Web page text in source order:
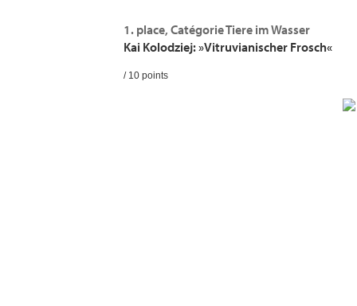
1. place, Catégorie Tiere im Wasser
Kai Kolodziej: »Vitruvianischer Frosch«
/ 10 points